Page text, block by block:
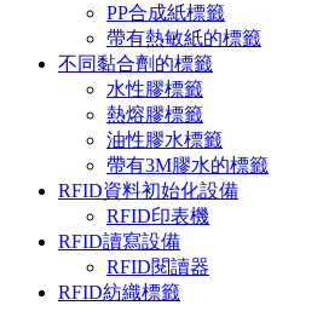
PP合成紙標籤
帶有熱敏紙的標籤
不同黏合劑的標籤
水性膠標籤
熱熔膠標籤
油性膠水標籤
帶有3M膠水的標籤
RFID資料初始化設備
RFID印表機
RFID讀寫設備
RFID閱讀器
RFID紡織標籤